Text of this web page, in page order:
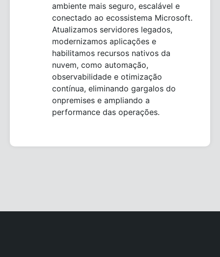
ambiente mais seguro, escalável e
conectado ao ecossistema Microsoft.
Atualizamos servidores legados,
modernizamos aplicações e
habilitamos recursos nativos da
nuvem, como automação,
observabilidade e otimização
contínua, eliminando gargalos do
onpremises e ampliando a
performance das operações.